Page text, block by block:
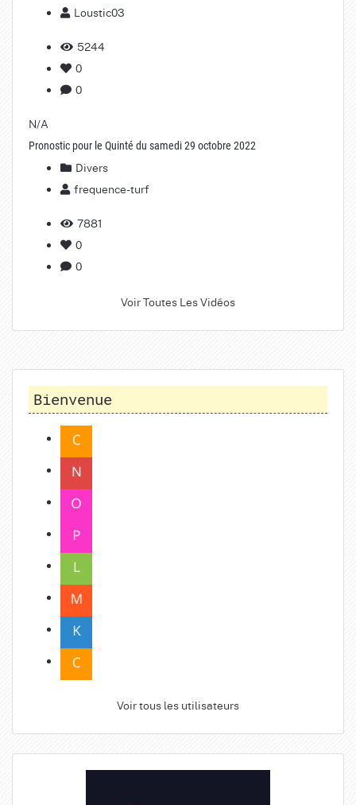
Loustic03
5244
0
0
N/A
Pronostic pour le Quinté du samedi 29 octobre 2022
Divers
frequence-turf
7881
0
0
Voir Toutes Les Vidéos
Bienvenue
Voir tous les utilisateurs